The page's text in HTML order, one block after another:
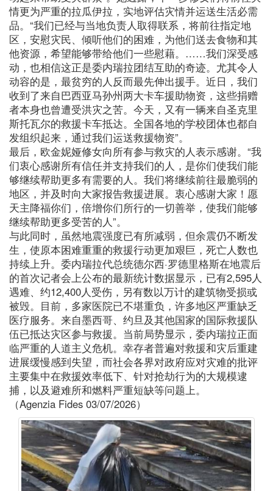
情更为严重的拉瓜伊拉，实地评估灾情并运送生活必需
品。“我们已经与当地负责人取得联系，将前往指定地
区，安慰灾民、倾听他们的困难，为他们送去食物和其
他资源，希望能够带给他们一些慰藉。……我们深受感
动，也相信这正是委内瑞拉团结互助的奇迹。尤其令人
动容的是，最贫穷的人反而最先伸出援手。近日，我们
收到了来自巴西亚马孙州两大卡车援助物资，这些捐赠
者本身也曾遭受洪灾之苦。今天，又有一辆来自圣克里
斯托瓦尔的救援卡车抵达。全国各地的学校团体也都自
发组织起来，通过我们运送救援物资”。
最后，欧金妮娅修女向所有参与救灾的人表示感谢。“我
们衷心感谢所有信任并支持我们的人，是你们使我们能
够继续帮助更多有需要的人。我们将继续前往最脆弱的
地区，并及时向大家报告救援进展。衷心感谢大家！愿
天主降福你们，倍增你们所行的一切善举，使我们能够
继续帮助更多受苦的人”。
与此同时，虽然地震强度已有所减弱，但余震仍不断发
生，使原本困难重重的救援行动更加艰巨，死亡人数也
持续上升。委内瑞拉代总统德尔西·罗德里格斯在地震后
的首次记者会上公布的最新统计数据显示，已有2,595人
遇难、约12,400人受伤，另有数以万计的建筑物受损或
被毁。目前，多家医院已不堪重负，许多地区严重缺乏
医疗服务。来自墨西哥、约旦及其他国家的国际救援队
伍已抵达灾区参与救援。当前局势显示，委内瑞拉正面
临严重的人道主义危机。幸存者普遍对救援和灾后重建
进展缓慢感到失望，而社会各界对政府应对灾难的批评
主要集中在救援效率低下、针对抢劫行为的大规模逮
捕，以及避难所和燃料严重短缺等问题上。
（Agenzia Fides 03/07/2026）